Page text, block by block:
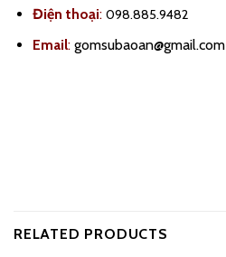
Điện thoại: 098.885.9482
Email:gomsubaoan@gmail.com
RELATED PRODUCTS